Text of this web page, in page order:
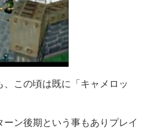
この頃は既に「キャメロッ
ン後期という事もありプレイ